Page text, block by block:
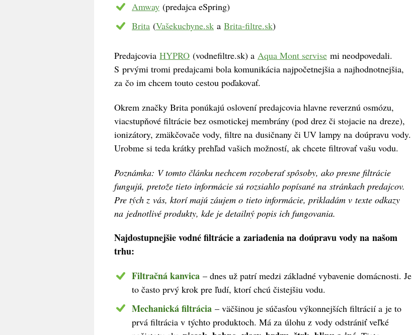
Amway (predajca eSpring)
Brita (Vašekuchyne.sk a Brita-filtre.sk)
Predajcovia HYPRO (vodnefiltre.sk) a Aqua Mont servise mi neodpovedali.
S prvými tromi predajcami bola komunikácia najpočetnejšia a najhodnotnejšia,
za čo im chcem touto cestou poďakovať.
Okrem značky Brita ponúkajú oslovení predajcovia hlavne reverznú osmózu,
viacstupňové filtrácie bez osmotickej membrány (pod drez či stojacie na dreze),
ionizátory, zmäkčovače vody, filtre na dusičnany či UV lampy na doúpravu vody.
Urobme si teda krátky prehľad vašich možností, ak chcete filtrovať vašu vodu.
Poznámka: V tomto článku nechcem rozoberať spôsoby, ako presne filtrácie
fungujú, pretože tieto informácie sú rozsiahlo popísané na stránkach predajcov.
Pre tých z vás, ktorí majú záujem o tieto informácie, prikladám v texte odkazy
na jednotlivé produkty, kde je detailný popis ich fungovania.
Najdostupnejšie vodné filtrácie a zariadenia na doúpravu vody na našom
trhu:
Filtračná kanvica – dnes už patrí medzi základné vybavenie domácnosti. Je
to často prvý krok pre ľudí, ktorí chcú čistejšiu vodu.
Mechanická filtrácia – väčšinou je súčasťou výkonnejších filtrácií a je to
prvá filtrácia v týchto produktoch. Má za úlohu z vody odstrániť veľké